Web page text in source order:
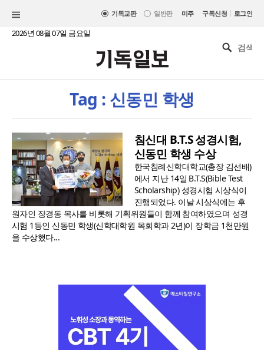
기독교판 일반판 미주 구독신청 | 로그인
2026년 08월 07일 금요일
Tag : 신동민 학생
침신대 B.T.S 성경시험,
신동민 학생 수상
한국침례신학대학교(총장 김선배)
에서 지난 14일 B.T.S(Bible Test
Scholarship) 성경시험 시상식이
진행되었다. 이날 시상식에는 후
원자인 장경동 목사를 비롯해 기획위원들이 함께 참여하였으며 성경
시험 1등인 신동민 학생(신학대학원 목회학과 2년)이 장학금 1천만원
을 수상했다...